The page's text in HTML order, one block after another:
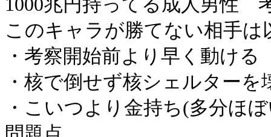
1000兆円持ってる成人男性
このキャラが勝てない相手は
・考察開始前より早く動ける
・核で倒せず核シェルター
・こいつより金持ち(多分ほ